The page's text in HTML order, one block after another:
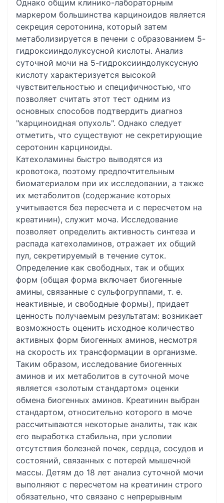
Однако общим клинико-лабораторным
маркером большинства карциноидов является
секреция серотонина, который затем
метаболизируется в печени с образованием 5-
гидроксииндолуксусной кислоты. Анализ
суточной мочи на 5-гидроксииндолуксусную
кислоту характеризуется высокой
чувствительностью и специфичностью, что
позволяет считать этот тест одним из
основных способов подтвердить диагноз
"карциноидная опухоль". Однако следует
отметить, что существуют не секретирующие
серотонин карциноиды.
Катехоламины быстро выводятся из
кровотока, поэтому предпочтительным
биоматериалом при их исследовании, а также
их метаболитов (содержание которых
учитывается без пересчета и с пересчетом на
креатинин), служит моча. Исследование
позволяет определить активность синтеза и
распада катехоламинов, отражает их общий
пул, секретируемый в течение суток.
Определение как свободных, так и общих
форм (общая форма включает биогенные
амины, связанные с сульфогруппами, т. е.
неактивные, и свободные формы), придает
ценность получаемым результатам: возникает
возможность оценить исходное количество
активных форм биогенных аминов, несмотря
на скорость их трансформации в организме.
Таким образом, исследование биогенных
аминов и их метаболитов в суточной моче
является «золотым стандартом» оценки
обмена биогенных аминов. Креатинин выбран
стандартом, относительно которого в моче
рассчитываются некоторые аналиты, так как
его выработка стабильна, при условии
отсутствия болезней почек, сердца, сосудов и
состояний, связанных с потерей мышечной
массы. Детям до 18 лет анализ суточной мочи
выполняют с пересчетом на креатинин строго
обязательно, что связано с непрерывным